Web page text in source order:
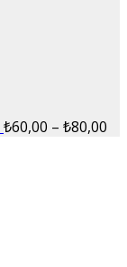
₺60,00 – ₺80,00